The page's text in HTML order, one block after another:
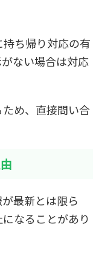
ち帰り対応の有
ない場合は対応
め、直接問い合
最新とは限ら
なることがあり